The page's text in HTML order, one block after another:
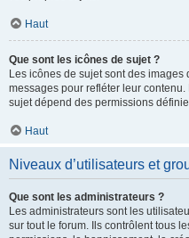
Haut
Que sont les icônes de sujet ?
Les icônes de sujet sont des
messages pour refléter leur
sujet dépend des permissions
Haut
Niveaux d’utilisateurs et
Que sont les administrateurs ?
Les administrateurs sont les
sur tout le forum. Ils contrôlent tous